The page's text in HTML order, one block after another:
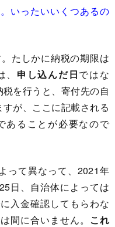
いったいいくつあるの
たしかに納税の期限は
申し込んだ日ではな
を行うと、寄付先の自
が、ここに記載される
あることが必要なので
って異なって、2021年
日、自治体によっては
入金確認してもらわな
間に合いません。
これ